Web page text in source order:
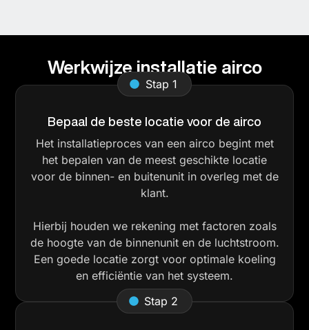
Werkwijze installatie airco
Stap 1
Bepaal de beste locatie voor de airco
Het installatieproces van een airco begint met
het bepalen van de meest geschikte locatie
voor de binnen- en buitenunit in overleg met de
klant.
Hierbij houden we rekening met factoren zoals
de hoogte van de binnenunit en de luchtstroom.
Een goede locatie zorgt voor optimale koeling
en efficiëntie van het systeem.
Stap 2